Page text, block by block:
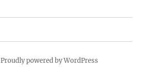
Proudly powered by WordPress